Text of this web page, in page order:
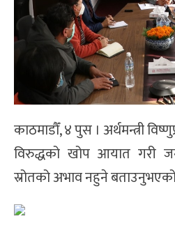
काठमाडौँ, ४ पुस । अर्थमन्त्री
विरुद्धको खोप आयात गरी
स्रोतको अभाव नहुने